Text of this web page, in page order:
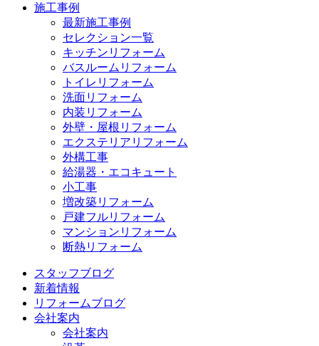
施工事例
最新施工事例
セレクション一覧
キッチンリフォーム
バスルームリフォーム
トイレリフォーム
洗面リフォーム
内装リフォーム
外壁・屋根リフォーム
エクステリアリフォーム
外構工事
給湯器・エコキュート
小工事
増改築リフォーム
戸建フルリフォーム
マンションリフォーム
断熱リフォーム
スタッフブログ
新着情報
リフォームブログ
会社案内
会社案内